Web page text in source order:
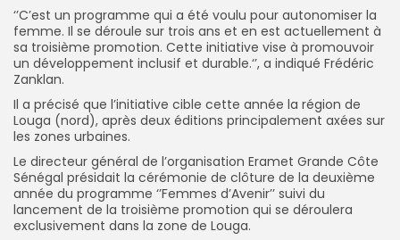
‘’C’est un programme qui a été voulu pour autonomiser la
femme. Il se déroule sur trois ans et en est actuellement à
sa troisième promotion. Cette initiative vise à promouvoir
un développement inclusif et durable.‘’, a indiqué Frédéric
Zanklan.
Il a précisé que l’initiative cible cette année la région de
Louga (nord), après deux éditions principalement axées sur
les zones urbaines.
Le directeur général de l’organisation Eramet Grande Côte
Sénégal présidait la cérémonie de clôture de la deuxième
année du programme ‘’Femmes d’Avenir’’ suivi du
lancement de la troisième promotion qui se déroulera
exclusivement dans la zone de Louga.